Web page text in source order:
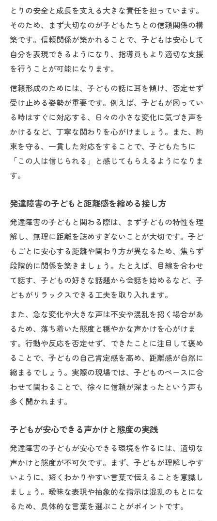
とりの安全と成長を支える大きな責任を担っています。
そのため、まず大切なのが子どもたちとの信頼関係の構
築です。信頼関係が築かれることで、子どもは安心して
自分を表現できるようになり、指導員もより適切な支援
を行うことが可能になります。
信頼形成のためには、子どもの話に耳を傾け、否定せず
受け止める姿勢が重要です。例えば、子どもが困ってい
る時はすぐに対応する、日々の小さな変化に気づき声を
かけるなど、丁寧な関わりを心がけましょう。また、約
束を守る、一貫した対応をすることで、子どもたちに
「この人は信じられる」と感じてもらえるようになりま
す。
発達障害の子どもと距離感を縮める接し方
発達障害の子どもと関わる際は、まず子どもの特性を理
解し、無理に距離を詰めすぎないことが大切です。子ど
もごとに安心する距離や関わり方が異なるため、焦らず
段階的に関係を築きましょう。たとえば、目線を合わせ
て話す、子どもの好きな話題から会話を始めるなど、子
どもがリラックスできる工夫を取り入れます。
また、急な変化や大きな声は不安や混乱を招く場合があ
るため、落ち着いた態度と穏やかな声かけを心がけま
す。行動や反応を否定せず、できたことに注目して褒め
ることで、子どもの自己肯定感を高め、距離感が自然に
縮まるでしょう。実際の現場では、子どものペースに合
わせて関わることで、徐々に信頼が深まったという声も
多く聞かれます。
子どもが安心できる声かけと態度の実践
発達障害の子どもが安心できる環境を作るには、適切な
声かけと態度が不可欠です。まず、子どもが理解しやす
いように、短くわかりやすい言葉で伝えることを意識し
ましょう。曖昧な表現や抽象的な指示は混乱のもとにな
るため、具体的な言葉を選ぶことがポイントです。